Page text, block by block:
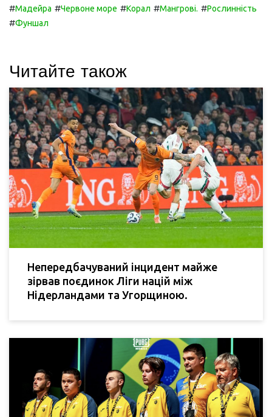
#Мадейра #Червоне море #Корал #Мангрові. #Рослинність
#Фуншал
Читайте також
Непередбачуваний інцидент майже
зірвав поєдинок Ліги націй між
Нідерландами та Угорщиною.